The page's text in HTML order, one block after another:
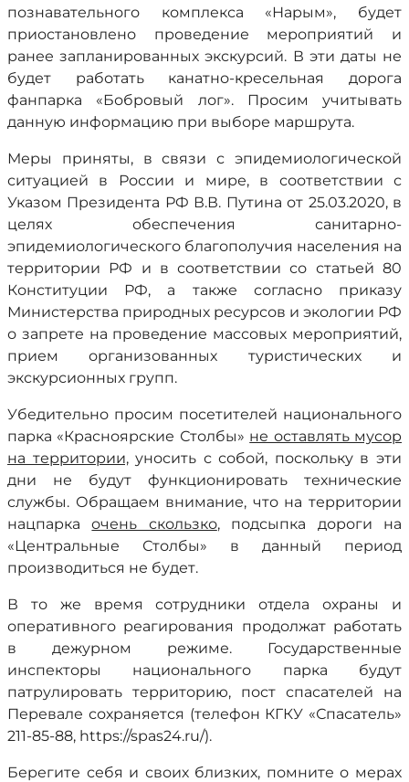
познавательного комплекса «Нарым», будет
приостановлено проведение мероприятий и
ранее запланированных экскурсий. В эти даты не
будет работать канатно-кресельная дорога
фанпарка «Бобровый лог». Просим учитывать
данную информацию при выборе маршрута.
Меры приняты, в связи с эпидемиологической
ситуацией в России и мире, в соответствии с
Указом Президента РФ В.В. Путина от 25.03.2020, в
целях обеспечения санитарно-
эпидемиологического благополучия населения на
территории РФ и в соответствии со статьей 80
Конституции РФ, а также согласно приказу
Министерства природных ресурсов и экологии РФ
о запрете на проведение массовых мероприятий,
прием организованных туристических и
экскурсионных групп.
Убедительно просим посетителей национального
парка «Красноярские Столбы» не оставлять мусор
на территории,уносить с собой, поскольку в эти
дни не будут функционировать технические
службы. Обращаем внимание, что на территории
нацпаркаочень скользко, подсыпка дороги на
«Центральные Столбы» в данный период
производиться не будет.
В то же время сотрудники отдела охраны и
оперативного реагирования продолжат работать
в дежурном режиме. Государственные
инспекторы национального парка будут
патрулировать территорию, пост спасателей на
Перевале сохраняется (телефон КГКУ «Спасатель»
211-85-88, https://spas24.ru/).
Берегите себя и своих близких, помните о мерах